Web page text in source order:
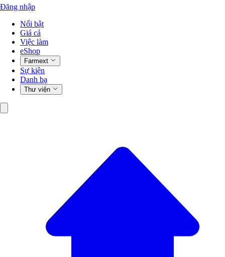
Đăng nhập
Nổi bật
Giá cả
Việc làm
eShop
Farmext
Sự kiện
Danh bạ
Thư viện